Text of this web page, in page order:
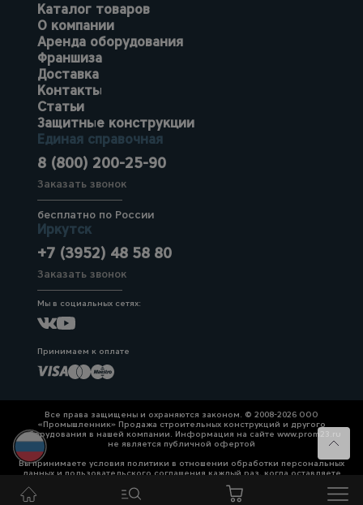
Каталог товаров
О компании
Аренда оборудования
Франшиза
Доставка
Контакты
Статьи
Защитные конструкции
Единая справочная
8 (800) 200-25-90
Заказать звонок
бесплатно по России
Иркутск
+7 (3952) 48 58 80
Заказать звонок
Мы в социальных сетях:
Принимаем к оплате
Все права защищены и охраняются законом. © 2008-2026 ООО
«Промышленник» Продажа строительных конструкций и другого
оборудования в нашей компании. Информация на сайте www.prom23.ru
не является публичной офертой
Вы принимаете условия политики в отношении обработки персональных
данных и пользовательского соглашения каждый раз, когда оставляете
свои данные в любой форме обратной связи на сайте prom23.ru и его